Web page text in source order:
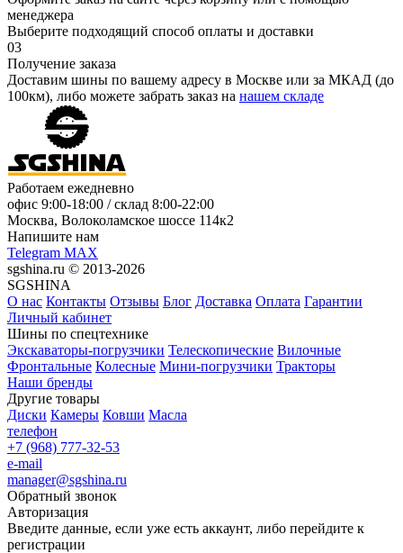
менеджера
Выберите подходящий способ оплаты и доставки
03
Получение заказа
Доставим шины по вашему адресу в Москве или за МКАД (до
100км), либо можете забрать заказ на нашем складе
Работаем ежедневно
офис 9:00-18:00 / склад 8:00-22:00
Москва, Волоколамское шоссе 114к2
Напишите нам
Telegram MAX
sgshina.ru © 2013-2026
SGSHINA
О нас Контакты Отзывы Блог Доставка Оплата Гарантии
Личный кабинет
Шины по спецтехнике
Экскаваторы-погрузчики Телескопические Вилочные
Фронтальные Колесные Мини-погрузчики Тракторы
Наши бренды
Другие товары
Диски Камеры Ковши Масла
телефон
+7 (968) 777-32-53
e-mail
manager@sgshina.ru
Обратный звонок
Авторизация
Введите данные, если уже есть аккаунт, либо перейдите к
регистрации